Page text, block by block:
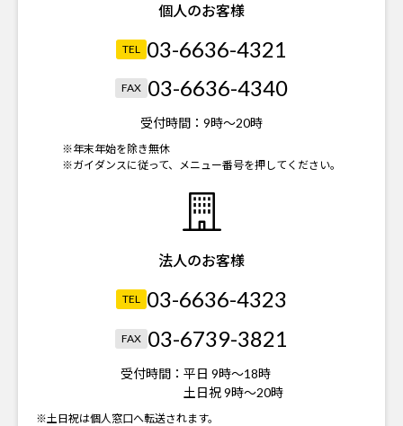
個人のお客様
TEL 03-6636-4321
FAX 03-6636-4340
受付時間： 9時～20時
※年末年始を除き無休
※ガイダンスに従って、メニュー番号を押してください。
法人のお客様
TEL 03-6636-4323
FAX 03-6739-3821
受付時間： 平日 9時～18時
土日祝 9時～20時
※土日祝は個人窓口へ転送されます。